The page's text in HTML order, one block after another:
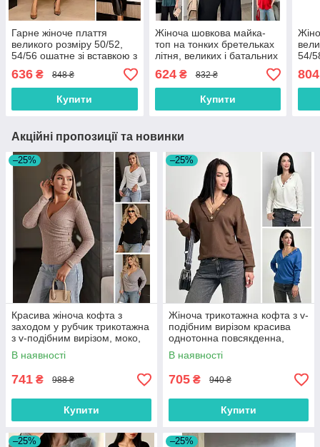
Гарне жіноче плаття
великого розміру 50/52,
54/56 ошатне зі вставкою з
екошкіри, зелене, чорне,
синє
636 ₴ 848 ₴
Купити
Жіноча шовкова майка-
топ на тонких бретельках
літня, великих і батальних
розмірів 52/54, 56/58,
60/62
624₴ 832 ₴
Купити
54/
804
Акційні пропозиції та новинки
–25%
Красива жіноча кофта з
заходом у рубчик трикотажна
з v-подібним вирізом, моко,
біла, чорна, сіра
В наявності
741 ₴ 988 ₴
Купити
–25%
Жіноча трикотажна кофта з v-
подібним вирізом красива
однотонна повсякденна,
коричнева, синя, біла
В наявності
705 ₴ 940 ₴
Купити
–25% –25%